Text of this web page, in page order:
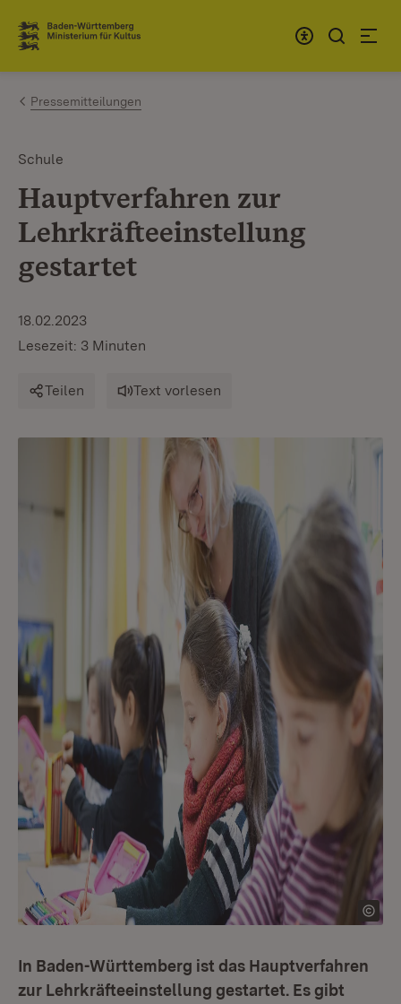
Zum Inhalt springen
Link zur Startseite
Pressemitteilungen
Schule
Hauptverfahren zur
Lehrkräfteeinstellung
gestartet
18.02.2023
Lesezeit: 3 Minuten
Teilen Text vorlesen
In Baden-Württemberg ist das Hauptverfahren
zur Lehrkräfteeinstellung gestartet. Es gibt